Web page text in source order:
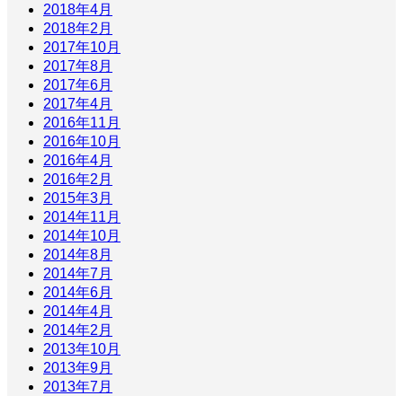
2018年4月
2018年2月
2017年10月
2017年8月
2017年6月
2017年4月
2016年11月
2016年10月
2016年4月
2016年2月
2015年3月
2014年11月
2014年10月
2014年8月
2014年7月
2014年6月
2014年4月
2014年2月
2013年10月
2013年9月
2013年7月